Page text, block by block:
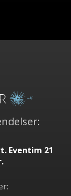
Eventim 21